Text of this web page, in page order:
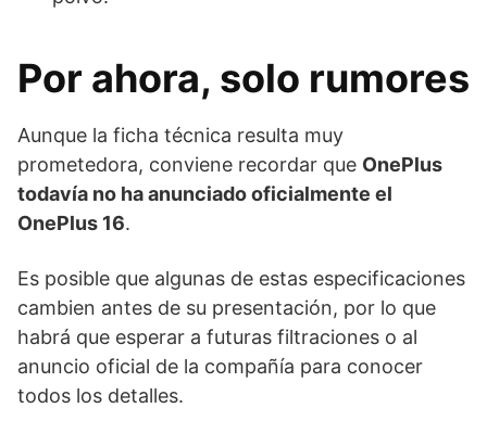
Por ahora, solo rumores
Aunque la ficha técnica resulta muy
prometedora, conviene recordar que OnePlus
todavía no ha anunciado oficialmente el
OnePlus 16.
Es posible que algunas de estas especificaciones
cambien antes de su presentación, por lo que
habrá que esperar a futuras filtraciones o al
anuncio oficial de la compañía para conocer
todos los detalles.